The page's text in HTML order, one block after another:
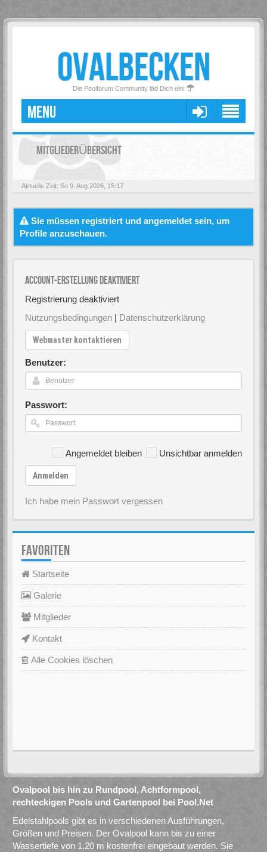
OVALBECKEN
Die Poolforum Community läd Dich ein!
MENU
MITGLIEDERÜBERSICHT
Aktuelle Zeit: So 9. Aug 2026, 15:17
Sie müssen registriert und angemeldet sein, um
Profile anzuschauen.
Account-Erstellung deaktiviert
Registrierung deaktiviert
Nutzungsbedingungen | Datenschutzerklärung
Webmaster kontaktieren
Benutzer:
Passwort:
Angemeldet bleiben Unsichtbar anmelden
Anmelden
Ich habe mein Passwort vergessen
FAVORITEN
Startseite
Galerie
Mitglieder
Kontakt
Alle Cookies löschen
Ovalpool bis hin zu Rundpool, Achtformpool,
rechteckigen Pools und Gartenpool bei Pool.Net
Edelstahlpools gibt es in verschiedenen Ausführungen,
Größen und Preisen. Der Ovalpool kann bis zu einer
Wassertiefe von 1,20 m kostenfrei eingebaut werden. Sie